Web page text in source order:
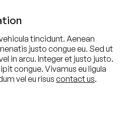
tincidunt. Aenean
justo congue eu. Sed ut
in arcu. Integer et justo justo.
congue. Vivamus eu ligula
vel eu risus contact us.